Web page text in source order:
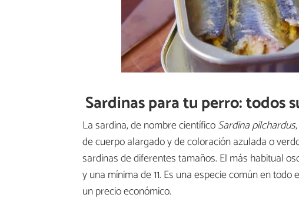
Sardinas para tu perro: todos
La sardina, de nombre científicoSardina pilchardus
de cuerpo alargado y de coloración azulada o
sardinas de diferentes tamaños. El más habitual
y una mínima de 11. Es una especie común en
un precio económico.